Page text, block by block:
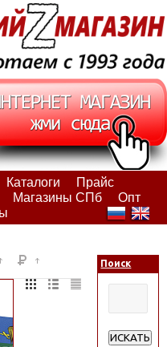
Каталоги
Прайс
Магазины СПб
Опт
Поиск
ИСКАТЬ